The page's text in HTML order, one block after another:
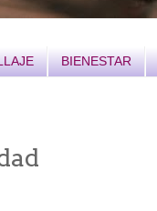
BIENESTAR